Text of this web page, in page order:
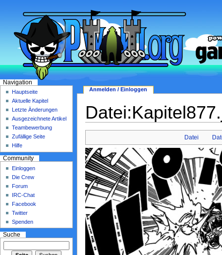
Datei
Anmelden / Einloggen
Navigation
Hauptseite
Aktuelle Kapitel
Letzte Änderungen
Ausgezeichnete Artikel
Teambewerbung
Zufällige Seite
Hilfe
Community
Einloggen
Die Crew
Forum
IRC-Chat
Facebook
Twitter
Spenden
Suche